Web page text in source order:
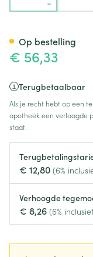
€ 56,33
Terugbetaalbaar
Als je recht hebt op een
apotheek een verlaagde
staat.
€ 12,80 (6%
Verhoogde
€ 8,26 (6%
Op bestelling